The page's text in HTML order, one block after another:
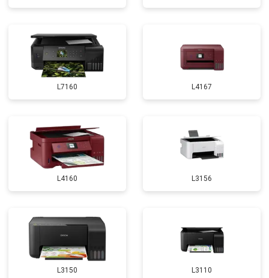
L7160 L4167
L4160 L3156
L3150 L3110